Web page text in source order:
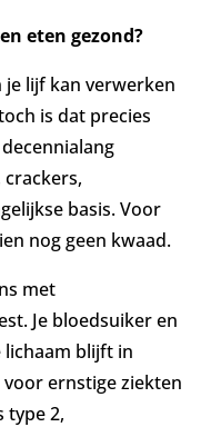
eten gezond?
lijf kan verwerken
is dat precies
basis. Voor
nog geen kwaad.
met
Je bloedsuiker en
lichaam blijft in
voor ernstige ziekten
type 2,